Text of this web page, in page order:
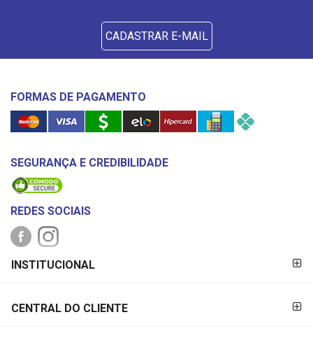
CADASTRAR E-MAIL
FORMAS DE PAGAMENTO
SEGURANÇA E CREDIBILIDADE
REDES SOCIAIS
PAGAMENTO
INSTITUCIONAL
CENTRAL DO CLIENTE